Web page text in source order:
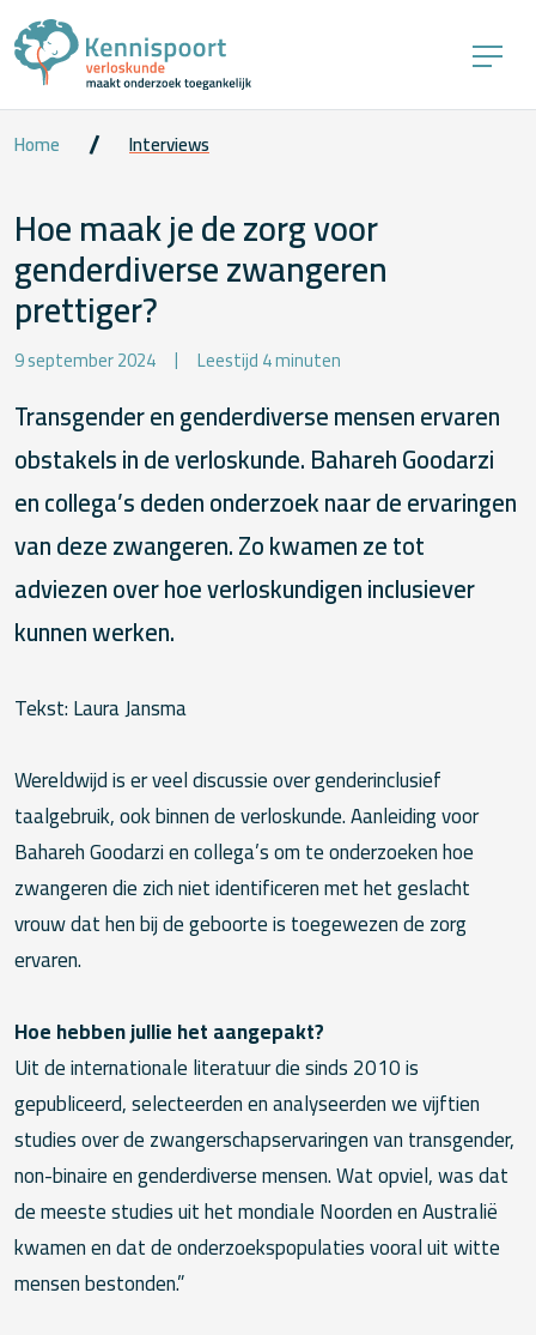
Home Interviews
Hoe maak je de zorg voor
genderdiverse zwangeren
prettiger?
9 september 2024 Leestijd 4 minuten
Transgender en genderdiverse mensen ervaren
obstakels in de verloskunde. Bahareh Goodarzi
en collega’s deden onderzoek naar de ervaringen
van deze zwangeren. Zo kwamen ze tot
adviezen over hoe verloskundigen inclusiever
kunnen werken.
Tekst: Laura Jansma
Wereldwijd is er veel discussie over genderinclusief
taalgebruik, ook binnen de verloskunde. Aanleiding voor
Bahareh Goodarzi en collega’s om te onderzoeken hoe
zwangeren die zich niet identificeren met het geslacht
vrouw dat hen bij de geboorte is toegewezen de zorg
ervaren.
Hoe hebben jullie het aangepakt?
Uit de internationale literatuur die sinds 2010 is
gepubliceerd, selecteerden en analyseerden we vijftien
studies over de zwangerschapservaringen van transgender,
non-binaire en genderdiverse mensen. Wat opviel, was dat
de meeste studies uit het mondiale Noorden en Australië
kwamen en dat de onderzoekspopulaties vooral uit witte
mensen bestonden.”